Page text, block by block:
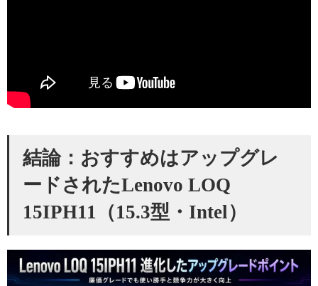
結論：おすすめはアップグレ
ードされたLenovo LOQ
15IPH11（15.3型・Intel）